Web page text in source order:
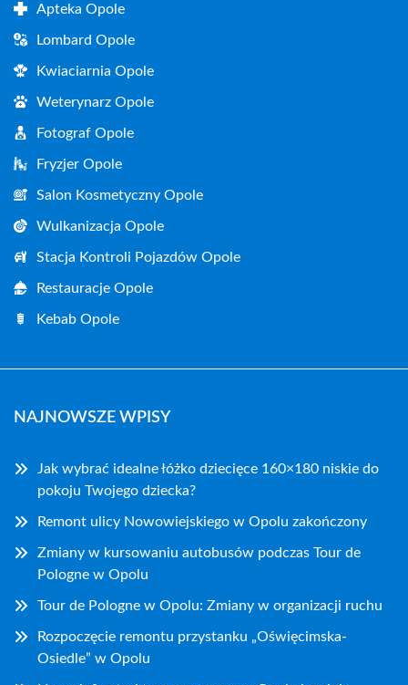
Apteka Opole
Lombard Opole
Kwiaciarnia Opole
Weterynarz Opole
Fotograf Opole
Fryzjer Opole
Salon Kosmetyczny Opole
Wulkanizacja Opole
Stacja Kontroli Pojazdów Opole
Restauracje Opole
Kebab Opole
NAJNOWSZE WPISY
Jak wybrać idealne łóżko dziecięce 160×180 niskie do
pokoju Twojego dziecka?
Remont ulicy Nowowiejskiego w Opolu zakończony
Zmiany w kursowaniu autobusów podczas Tour de
Pologne w Opolu
Tour de Pologne w Opolu: Zmiany w organizacji ruchu
Rozpoczęcie remontu przystanku „Oświęcimska-
Osiedle” w Opolu